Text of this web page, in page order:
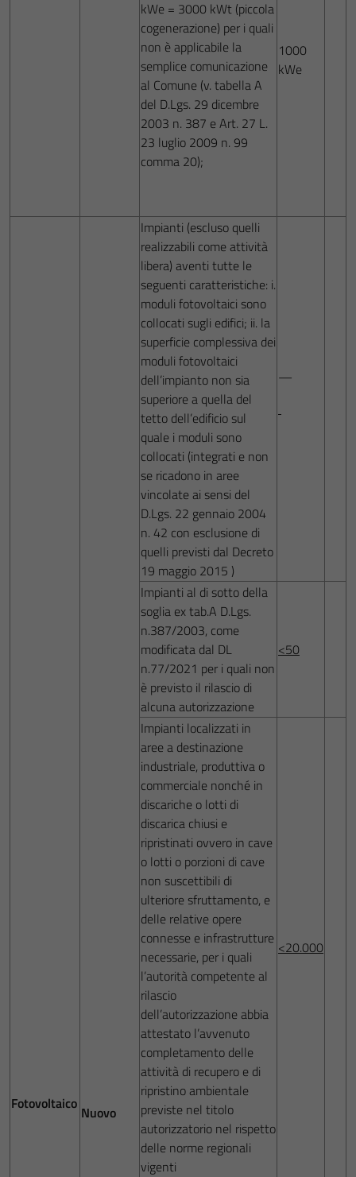
kWe = 3000 kWt (piccola
cogenerazione) per i quali
non è applicabile la
semplice comunicazione
al Comune (v. tabella A
del D.Lgs. 29 dicembre
2003 n. 387 e Art. 27 L.
23 luglio 2009 n. 99
comma 20);
1000
kWe
Fotovoltaico Nuovo
Impianti (escluso quelli
realizzabili come attività
libera) aventi tutte le
seguenti caratteristiche: i.
moduli fotovoltaici sono
collocati sugli edifici; ii. la
superficie complessiva dei
moduli fotovoltaici
dell’impianto non sia
superiore a quella del
tetto dell’edificio sul
quale i moduli sono
collocati (integrati e non
se ricadono in aree
vincolate ai sensi del
D.Lgs. 22 gennaio 2004
n. 42 con esclusione di
quelli previsti dal Decreto
19 maggio 2015 )
—
Impianti al di sotto della
soglia ex tab.A D.Lgs.
n.387/2003, come
modificata dal DL
n.77/2021 per i quali non
è previsto il rilascio di
alcuna autorizzazione
<50
Impianti localizzati in
aree a destinazione
industriale, produttiva o
commerciale nonché in
discariche o lotti di
discarica chiusi e
ripristinati ovvero in cave
o lotti o porzioni di cave
non suscettibili di
ulteriore sfruttamento, e
delle relative opere
connesse e infrastrutture
necessarie, per i quali
l’autorità competente al
rilascio
dell’autorizzazione abbia
attestato l’avvenuto
completamento delle
attività di recupero e di
ripristino ambientale
previste nel titolo
autorizzatorio nel rispetto
delle norme regionali
vigenti
<20.000